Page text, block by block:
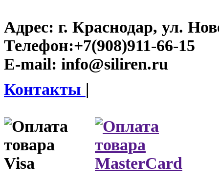
Адрес: г. Краснодар, ул.
Телефон:+7(908)911-66-15
E-mail: info@siliren.ru
Контакты |